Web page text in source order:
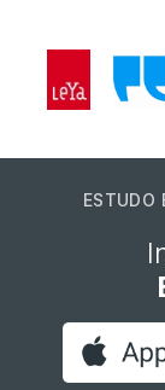
ESTUDO